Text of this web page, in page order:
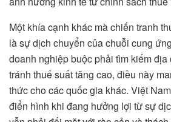
Một khía cạnh khác mà chiến tranh
là sự dịch chuyển của chuỗi cung
doanh nghiệp buộc phải tìm kiếm
tránh thuế suất tăng cao, điều này
thức cho các quốc gia khác. Việt
điển hình khi đang hưởng lợi từ sự